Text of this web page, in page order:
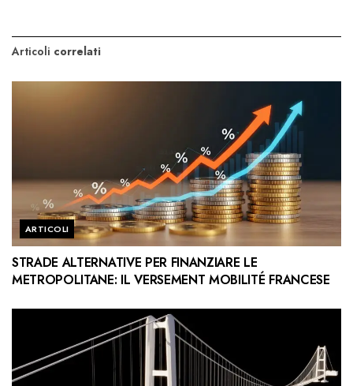
Articoli correlati
ARTICOLI
STRADE ALTERNATIVE PER FINANZIARE LE
METROPOLITANE: IL VERSEMENT MOBILITÉ FRANCESE